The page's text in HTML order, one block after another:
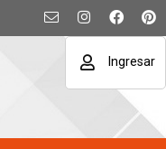
Ingresar